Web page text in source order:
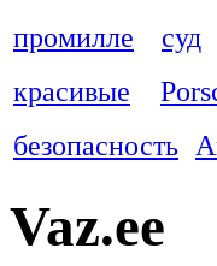
промилле
суд
красивые
безопасность
Vaz.ee